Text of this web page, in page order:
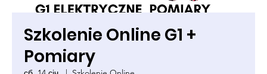
Szkolenie Online G1 +
Pomiary